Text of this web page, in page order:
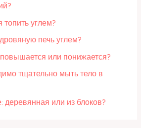
топить углем?
печь углем?
или понижается?
тщательно мыть тело в
деревянная или из блоков?